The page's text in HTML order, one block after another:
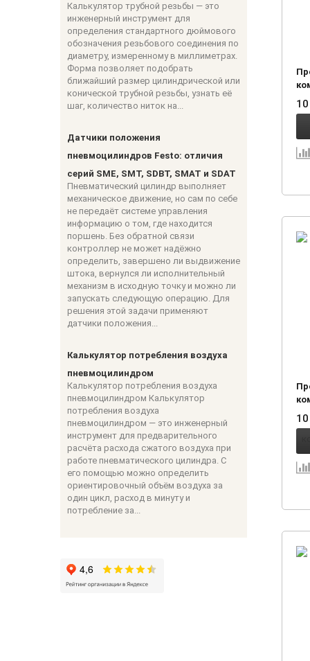
Калькулятор трубной резьбы — это
инженерный инструмент для
определения стандартного дюймового
обозначения резьбового соединения по
диаметру, измеренному в миллиметрах.
Форма позволяет подобрать
ближайший размер цилиндрической или
конической трубной резьбы, узнать её
шаг, количество ниток на...
Датчики положения
пневмоцилиндров Festo: отличия
серий SME, SMT, SDBT, SMAT и SDAT
Пневматический цилиндр выполняет
механическое движение, но сам по себе
не передаёт системе управления
информацию о том, где находится
поршень. Без обратной связи
контроллер не может надёжно
определить, завершено ли выдвижение
штока, вернулся ли исполнительный
механизм в исходную точку и можно ли
запускать следующую операцию. Для
решения этой задачи применяют
датчики положения...
Калькулятор потребления воздуха
пневмоцилиндром
Калькулятор потребления воздуха
пневмоцилиндром Калькулятор
потребления воздуха
пневмоцилиндром — это инженерный
инструмент для предварительного
расчёта расхода сжатого воздуха при
работе пневматического цилиндра. С
его помощью можно определить
ориентировочный объём воздуха за
один цикл, расход в минуту и
потребление за...